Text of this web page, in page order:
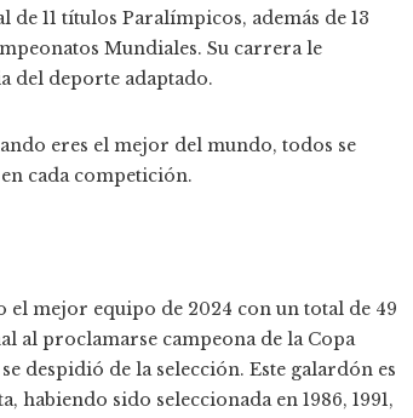
11 títulos Paralímpicos, además de 13
Mundiales. Su carrera le
del deporte adaptado.
eres el mejor del mundo, todos se
cada competición.
mejor equipo de 2024 con un total de 49
al proclamarse campeona de la Copa
despidió de la selección. Este galardón es
habiendo sido seleccionada en 1986, 1991,